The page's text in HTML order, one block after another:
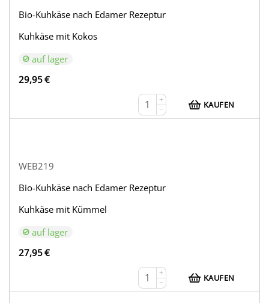
Bio-Kuhkäse nach Edamer Rezeptur
Kuhkäse mit Kokos
auf lager
29,95€
+
−
KAUFEN
WEB219
Bio-Kuhkäse nach Edamer Rezeptur
Kuhkäse mit Kümmel
auf lager
27,95€
+
−
KAUFEN